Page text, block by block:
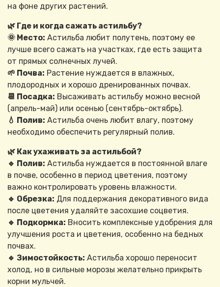
на фоне других растений.
🌿 Где и когда сажать астильбу?
🌞 Место: Астильба любит полутень, поэтому ее
лучше всего сажать на участках, где есть защита
от прямых солнечных лучей.
🌱 Почва: Растение нуждается в влажных,
плодородных и хорошо дренированных почвах.
📆 Посадка: Высаживать астильбу можно весной
(апрель-май) или осенью (сентябрь-октябрь).
💧 Полив: Астильба очень любит влагу, поэтому
необходимо обеспечить регулярный полив.
🌿 Как ухаживать за астильбой?
🔹 Полив: Астильба нуждается в постоянной влаге
в почве, особенно в период цветения, поэтому
важно контролировать уровень влажности.
🔹 Обрезка: Для поддержания декоративного вида
после цветения удаляйте засохшие соцветия.
🔹 Подкормка: Вносить комплексные удобрения для
улучшения роста и цветения, особенно на бедных
почвах.
🔹 Зимостойкость: Астильба хорошо переносит
холод, но в сильные морозы желательно прикрыть
корни мульчей.